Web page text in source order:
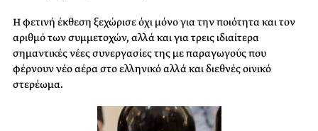
Η φετινή έκθεση ξεχώρισε όχι μόνο για την ποιότητα και τον
αριθμό των συμμετοχών, αλλά και για τρεις ιδιαίτερα
σημαντικές νέες συνεργασίες της με παραγωγούς που
φέρνουν νέο αέρα στο ελληνικό αλλά και διεθνές οινικό
στερέωμα.